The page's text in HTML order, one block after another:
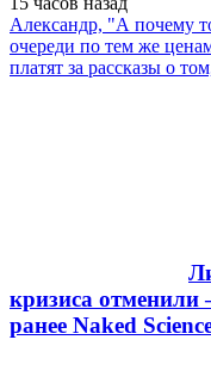
Александр, "А почему
очереди по тем же
платят за рассказы о
кризиса отменили
ранее Naked